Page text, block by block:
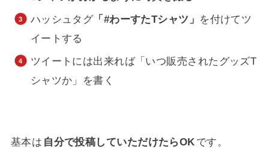
ハッシュタグ 「#わーすたTシャツ」 を付けてツ
イートする
ツイートには出来れば「いつ販売されたグッズT
シャツか」を書く
基本は 自分で投稿していただけたらOK です。